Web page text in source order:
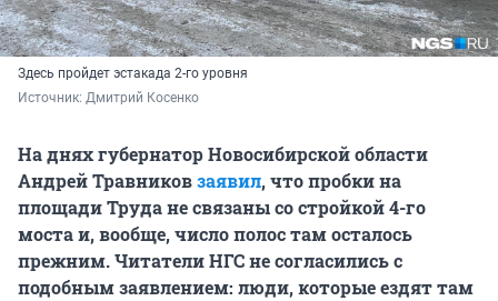
Здесь пройдет эстакада 2-го уровня
Источник: Дмитрий Косенко
На днях губернатор Новосибирской области
Андрей Травниковзаявил, что пробки на
площади Труда не связаны со стройкой 4-го
моста и, вообще, число полос там осталось
прежним. Читатели НГС не согласились с
подобным заявлением: люди, которые ездят там